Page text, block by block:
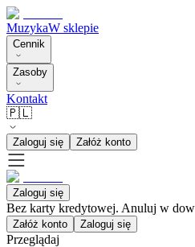
MuzykaW sklepie
Cennik
Zasoby
Kontakt
🇵🇱
Zaloguj się Załóż konto
Zaloguj się
Bez karty kredytowej. Anuluj w
Załóż konto Zaloguj się
Przeglądaj